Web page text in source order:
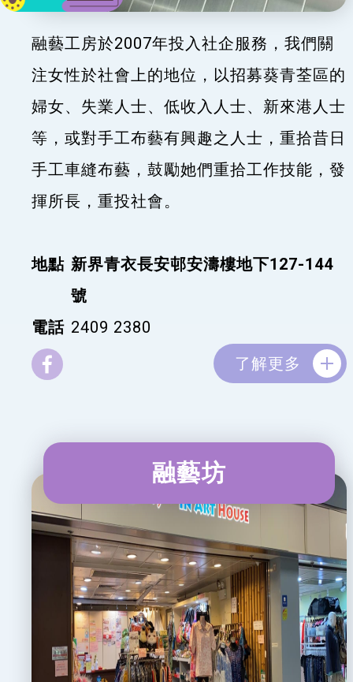
融藝工房於2007年投入社企服務，我們關
注女性於社會上的地位，以招募葵青荃區的
婦女、失業人士、低收入人士、新來港人士
等，或對手工布藝有興趣之人士，重拾昔日
手工車縫布藝，鼓勵她們重拾工作技能，發
揮所長，重投社會。
地點 新界青衣長安邨安濤樓地下127-144
號
電話 2409 2380
了解更多
融藝坊